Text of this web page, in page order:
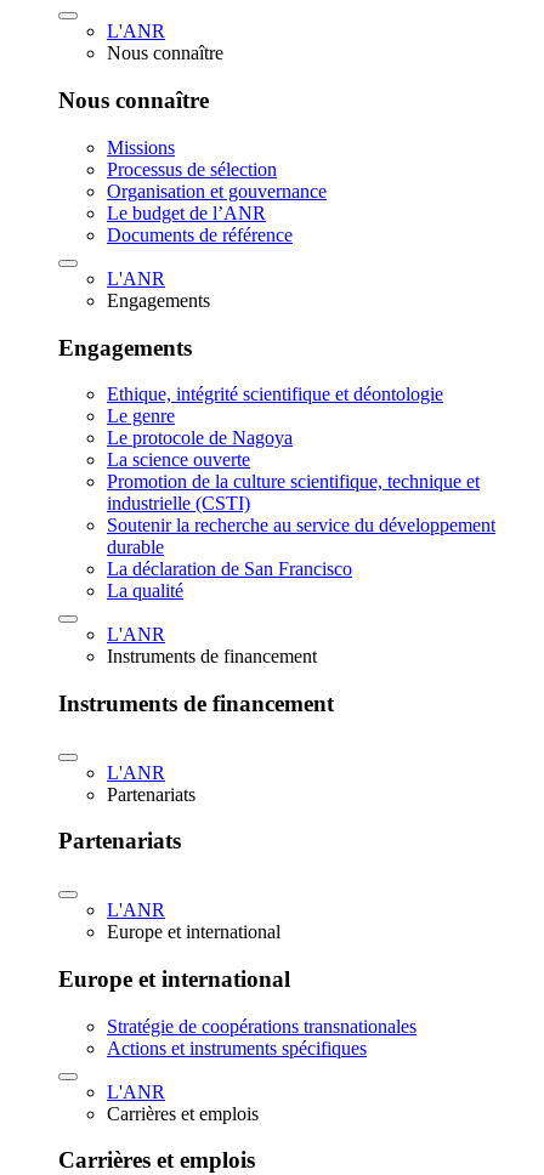
L'ANR
Nous connaître
Nous connaître
Missions
Processus de sélection
Organisation et gouvernance
Le budget de l’ANR
Documents de référence
L'ANR
Engagements
Engagements
Ethique, intégrité scientifique et déontologie
Le genre
Le protocole de Nagoya
La science ouverte
Promotion de la culture scientifique, technique et
industrielle (CSTI)
Soutenir la recherche au service du développement
durable
La déclaration de San Francisco
La qualité
L'ANR
Instruments de financement
Instruments de financement
L'ANR
Partenariats
Partenariats
L'ANR
Europe et international
Europe et international
Stratégie de coopérations transnationales
Actions et instruments spécifiques
L'ANR
Carrières et emplois
Carrières et emplois